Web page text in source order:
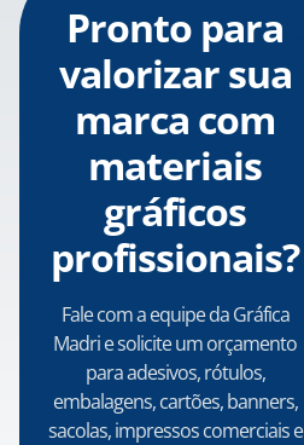
Pronto para
valorizar sua
marca com
materiais
gráficos
profissionais?
Fale com a equipe da Gráfica
Madri e solicite um orçamento
para adesivos, rótulos,
embalagens, cartões, banners,
sacolas, impressos comerciais e